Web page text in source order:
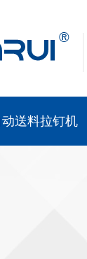
动送料拉钉机